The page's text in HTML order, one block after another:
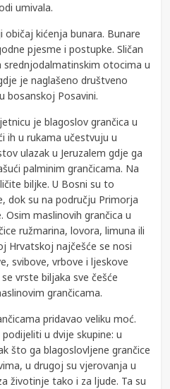
umivala.
kićenja bunara. Bunare
pjesme i postupke. Sličan
otocima u
je naglašeno društveno
bosanskoj Posavini.
je blagoslov grančica u
ih u rukama učestvuju u
ulazak u Jeruzalem gdje ga
palminim grančicama. Na
biljke. U Bosni su to
dok su na području Primorja
Osim maslinovih grančica u
ružmarina, lovora, limuna ili
Hrvatskoj najčešće se nosi
svibove, vrbove i ljeskove
vrste biljaka sve češće
grančicama.
pridavao veliku moć.
u dvije skupine: u
što ga blagoslovljene grančice
u drugoj su vjerovanja u
životinje tako i za ljude. Ta su